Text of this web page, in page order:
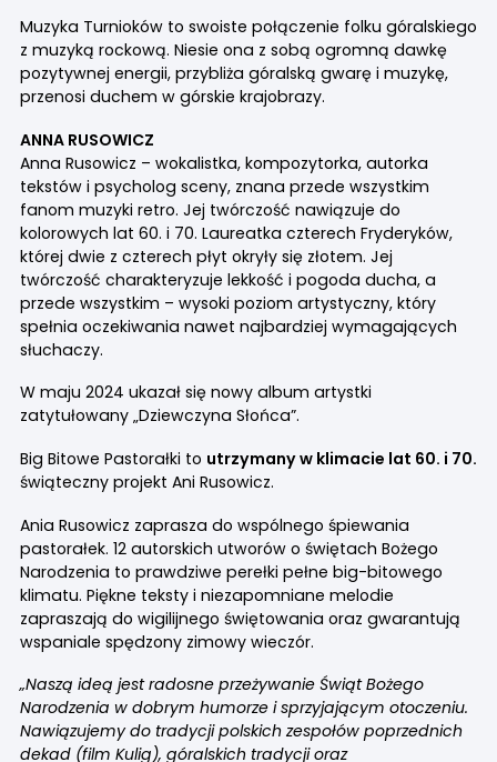
Muzyka Turnioków to swoiste połączenie folku góralskiego
z muzyką rockową. Niesie ona z sobą ogromną dawkę
pozytywnej energii, przybliża góralską gwarę i muzykę,
przenosi duchem w górskie krajobrazy.
ANNA RUSOWICZ
Anna Rusowicz – wokalistka, kompozytorka, autorka
tekstów i psycholog sceny, znana przede wszystkim
fanom muzyki retro. Jej twórczość nawiązuje do
kolorowych lat 60. i 70. Laureatka czterech Fryderyków,
której dwie z czterech płyt okryły się złotem. Jej
twórczość charakteryzuje lekkość i pogoda ducha, a
przede wszystkim – wysoki poziom artystyczny, który
spełnia oczekiwania nawet najbardziej wymagających
słuchaczy.
W maju 2024 ukazał się nowy album artystki
zatytułowany „Dziewczyna Słońca”.
Big Bitowe Pastorałki to utrzymany w klimacie lat 60. i 70.
świąteczny projekt Ani Rusowicz.
Ania Rusowicz zaprasza do wspólnego śpiewania
pastorałek. 12 autorskich utworów o świętach Bożego
Narodzenia to prawdziwe perełki pełne big-bitowego
klimatu. Piękne teksty i niezapomniane melodie
zapraszają do wigilijnego świętowania oraz gwarantują
wspaniale spędzony zimowy wieczór.
„Naszą ideą jest radosne przeżywanie Świąt Bożego
Narodzenia w dobrym humorze i sprzyjającym otoczeniu.
Nawiązujemy do tradycji polskich zespołów poprzednich
dekad (film Kulig), góralskich tradycji oraz